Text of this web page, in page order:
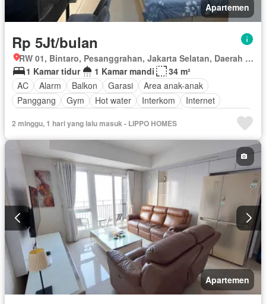
Apartemen
Rp 5Jt/bulan
RW 01, Bintaro, Pesanggrahan, Jakarta Selatan, Daerah Khusus Ibukota Jakarta
1 Kamar tidur
1 Kamar mandi
34 m²
AC
Alarm Balkon Garasi
Area anak-anak
Panggang
Gym Hot water Interkom
Internet
Secure parking
Keamanan
Kolam renang Telephone
Televisi
2 minggu, 1 hari yang lalu masuk - LIPPO HOMES
Apartemen